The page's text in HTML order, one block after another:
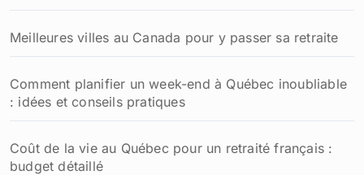
Meilleures villes au Canada pour y passer sa retraite
Comment planifier un week-end à Québec inoubliable
: idées et conseils pratiques
Coût de la vie au Québec pour un retraité français :
budget détaillé